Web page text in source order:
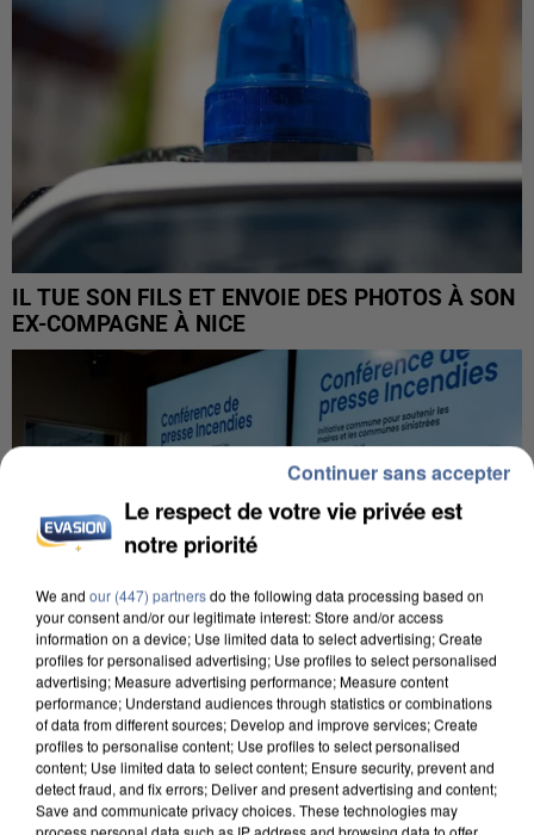
IL TUE SON FILS ET ENVOIE DES PHOTOS À SON
EX-COMPAGNE À NICE
INCENDIES : L’ÎLE-DE-FRANCE LANCE UN ÉLAN
DE SOLIDARITÉ AVEC LES...
Le respect de votre vie privée est
notre priorité
We and our (447) partnersdo the following data processing based on
your consent and/or our legitimate interest: Store and/or access
information on a device; Use limited data to select advertising; Create
profiles for personalised advertising; Use profiles to select personalised
advertising; Measure advertising performance; Measure content
performance; Understand audiences through statistics or combinations
of data from different sources; Develop and improve services; Create
profiles to personalise content; Use profiles to select personalised
content; Use limited data to select content; Ensure security, prevent and
detect fraud, and fix errors; Deliver and present advertising and content;
Save and communicate privacy choices. These technologies may
process personal data such as IP address and browsing data to offer
Continuer sans accepter